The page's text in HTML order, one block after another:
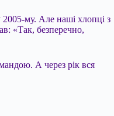
му. Але наші хлопці з
«Так, безперечно,
А через рік вся